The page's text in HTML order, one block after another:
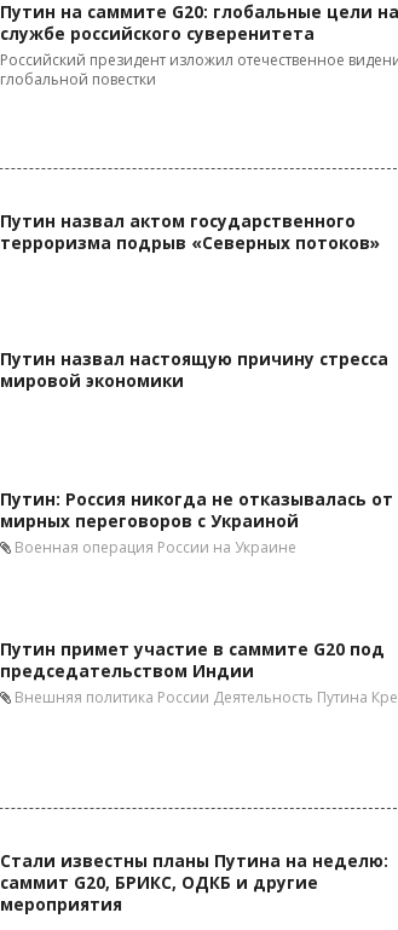
Путин на саммите G20: глобальные цели на
службе российского суверенитета
Российский президент изложил отечественное
глобальной повестки
Путин назвал актом государственного
терроризма подрыв «Северных потоков»
Путин назвал настоящую причину стресса
мировой экономики
Путин: Россия никогда не отказывалась от
мирных переговоров с Украиной
Военная операция России на Украине
Путин примет участие в саммите G20 под
председательством Индии
Внешняя политика России Деятельность Путина
Стали известны планы Путина на неделю:
саммит G20, БРИКС, ОДКБ и другие
мероприятия